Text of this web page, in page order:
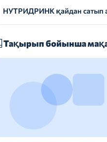
НУТРИДРИНК қайдан сатып
Тақырып бойынша